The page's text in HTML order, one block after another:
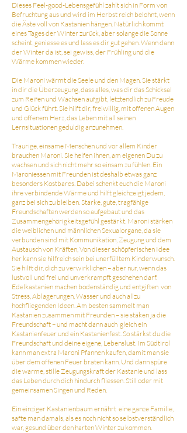
Dieses Feel-good-Lebensgefühl zahlt sich in Form von
Befruchtung aus und wird im Herbst reich belohnt, wenn
die Äste voll von Kastanien hängen. Natürlich kommt
eines Tages der Winter zurück, aber solange die Sonne
scheint, geniesse es und lass es dir gut gehen. Wenn dann
der Winter da ist, sei gewiss, der Frühling und die
Wärme kommen wieder.
Die Maroni wärmt die Seele und den Magen. Sie stärkt
in dir die Überzeugung, dass alles, was dir das Schicksal
zum Reifen und Wachsen aufgibt, letztendlich zu Freude
und Glück führt. Sie hilft dir, freiwillig, mit offenen Augen
und offenem Herz, das Leben mit all seinen
Lernsituationen geduldig anzunehmen.
Traurige, einsame Menschen und vor allem Kinder
brauchen Maroni. Sie helfen ihnen, am eigenen Du zu
wachsen und sich nicht mehr so einsam zu fühlen. Ein
Maroniessen mit Freunden ist deshalb etwas ganz
besonders Kostbares. Dabei schenkt euch die Maroni
ihre verbindende Wärme und hilft gleichzeigt jedem,
ganz bei sich zu bleiben. Starke, gute, tragfähige
Freundschaften werden so aufgebaut und das
Zusammengehörigkeitsgefühl gestärkt. Maroni stärken
die weiblichen und männlichen Sexualorgane, da sie
verbunden sind mit Kommunikation, Zeugung und dem
Austausch von Kräften, Von dieser schöpferischen Idee
her kann sie hilfreich sein bei unerfülltem Kinderwunsch.
Sie hilft dir, dich zu verwirklichen – aber nur, wenn das
lustvoll und frei und unverkrampft geschehen darf.
Edelkastanien machen bodenständig und entgiften von
Stress, Ablagerungen, Wasser und auch allzu
hochfliegenden Ideen. Am besten sammelt man
Kastanien zusammen mit Freunden – sie stäken ja die
Freundschaft – und macht dann auch gleich ein
Kastanienfeuer und ein Kastanienfest. So stärkst du die
Freundschaft und deine eigene, Lebenslust. Im Südtirol
kann man extra Maroni Pfannen kaufen, damit man sie
über dem offenen Feuer braten kann. Und dann spüre
die warme, stille Zeugungskraft der Kastanie und lass
das Leben durch dich hindurch fliessen. Still oder mit
gemeinsamen Singen und Reden.
Ein einziger Kastanienbaum ernährt eine ganze Familie,
safte man damals, als es noch nicht so selbstverständlich
war, gesund über den harten Winter zu kommen.